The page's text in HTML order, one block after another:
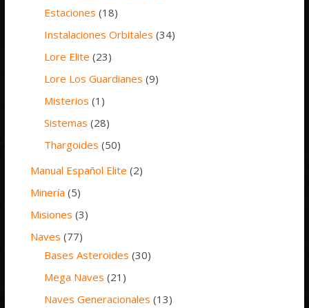
Estaciones (18)
Instalaciones Orbitales (34)
Lore Elite (23)
Lore Los Guardianes (9)
Misterios (1)
Sistemas (28)
Thargoides (50)
Manual Español Elite (2)
Minería (5)
Misiones (3)
Naves (77)
Bases Asteroides (30)
Mega Naves (21)
Naves Generacionales (13)